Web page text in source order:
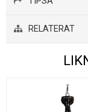
RELATERAT